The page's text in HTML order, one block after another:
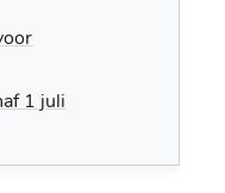
1 juli